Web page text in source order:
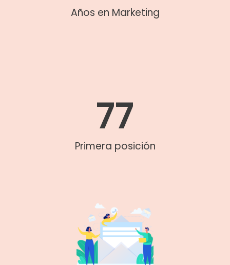
Años en Marketing
Primera posición
77